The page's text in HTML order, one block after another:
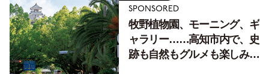
SPONSORED
牧野植物園、モーニング、ギ
ャラリー……高知市内で、史
跡も自然もグルメも楽しみ尽